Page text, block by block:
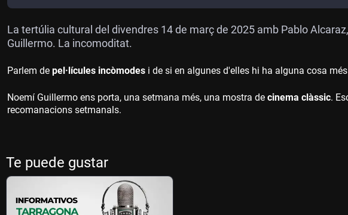
La tertúlia cultural del divendres 14 de març de 2025 amb Pablo
Guillermo. La incomoditat.
Parlem de pel·lícules incòmodes i de si en algunes d'elles hi ha alguna cosa
Noemí Guillermo ens porta, una setmana més, una mostra de cinema clàssic.
recomanacions setmanals.
Te puede gustar